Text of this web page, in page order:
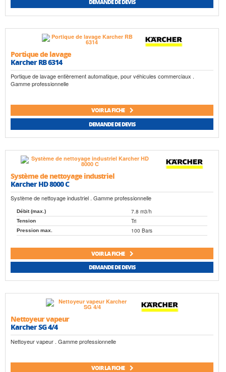
DEMANDE DE DEVIS
Portique de lavage
Karcher RB 6314
Portique de lavage entièrement automatique, pour véhicules commerciaux .
Gamme professionnelle
VOIR LA FICHE
DEMANDE DE DEVIS
Système de nettoyage industriel
Karcher HD 8000 C
Système de nettoyage industriel . Gamme professionnelle
Débit (max.) 7.8 m3/h
Tension Tri
Pression max. 100 Bars
VOIR LA FICHE
DEMANDE DE DEVIS
Nettoyeur vapeur
Karcher SG 4/4
Nettoyeur vapeur . Gamme professionnelle
VOIR LA FICHE